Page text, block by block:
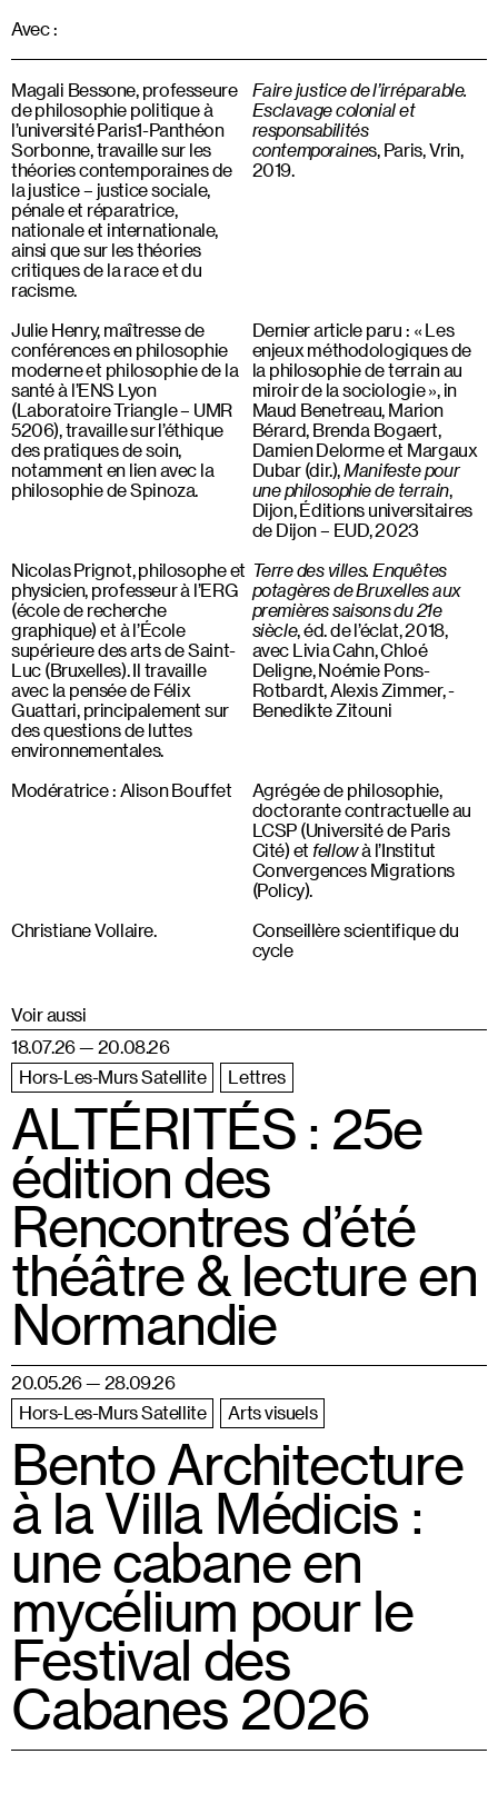
Avec :
Magali Bessone, professeure
de philosophie politique à
l’université Paris1-Panthéon
Sorbonne, travaille sur les
théories contemporaines de
la justice – justice sociale,
pénale et réparatrice,
nationale et internationale,
ainsi que sur les théories
critiques de la race et du
racisme.
Faire justice de l’irréparable.
Esclavage colonial et
responsabilités
contemporaines, Paris, Vrin,
2019.
Julie Henry, maîtresse de
conférences en philosophie
moderne et philosophie de la
santé à l’ENS Lyon
(Laboratoire Triangle – UMR
5206), travaille sur l’éthique
des pratiques de soin,
notamment en lien avec la
philosophie de Spinoza.
Dernier article paru : « Les
enjeux méthodologiques de
la philosophie de terrain au
miroir de la sociologie », in
Maud Benetreau, Marion
Bérard, Brenda Bogaert,
Damien Delorme et Margaux
Dubar (dir.),Manifeste pour
une philosophie de terrain,
Dijon, Éditions universitaires
de Dijon – EUD, 2023
Nicolas Prignot, philosophe et
physicien, professeur à l’ERG
(école de recherche
graphique) et à l’École
supérieure des arts de Saint-
Luc (Bruxelles). Il travaille
avec la pensée de Félix
Guattari, principalement sur
des questions de luttes
environnementales.
Terre des villes. Enquêtes
potagères de Bruxelles aux
premières saisons du 21e
siècle, éd. de l’éclat, 2018,
avec Livia Cahn, Chloé
Deligne, Noémie Pons-
Rotbardt, Alexis Zimmer, ­
Benedikte Zitouni
Modératrice : Alison Bouffet
Agrégée de philosophie,
doctorante contractuelle au
LCSP (Université de Paris
Cité) et fellowà l’Institut
Convergences Migrations
(Policy).
Christiane Vollaire.
Conseillère scientifique du
cycle
Voir aussi
18.07.26 — 20.08.26
Hors-Les-Murs Satellite
Lettres
ALTÉRITÉS : 25e
édition des
Rencontres d’été
théâtre & lecture en
Normandie
20.05.26 — 28.09.26
Hors-Les-Murs Satellite
Arts visuels
Bento Architecture
à la Villa Médicis :
une cabane en
mycélium pour le
Festival des
Cabanes 2026